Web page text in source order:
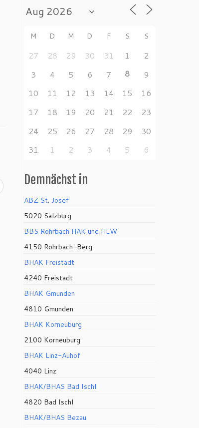
M D M D F S S
27 28 29 30 31 1
2
3
4 5 6 7 8
9
10
11 12 13 14 15
16
17
18 19 20 21 22
23
24
25 26 27 28 29
30
31
1 2 3 4 5 6
Demnächst in
ABZ St. Josef
5020 Salzburg
BBS Rohrbach HAK und HLW
4150 Rohrbach-Berg
BHAK Freistadt
4240 Freistadt
BHAK Gmunden
4810 Gmunden
BHAK Korneuburg
2100 Korneuburg
BHAK Linz-Auhof
4040 Linz
BHAK/BHAS Bad Ischl
4820 Bad Ischl
BHAK/BHAS Bezau